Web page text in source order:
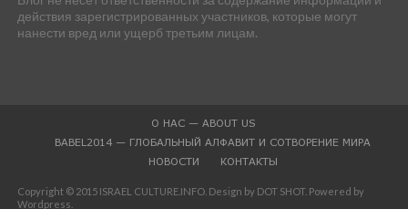
действия зарегистрированных участников, которые могут
нанести вред или ущерб третьим лицам.
О НАС — ABOUT US
BABEL2014 — ГЛОБАЛЬНЫЙ АЛФАВИТ И СОТВОРЕНИЕ МИРА
НОВОСТИ
КОНТАКТЫ
Copyright © 2015 ISRAEL CULTURE.INFO. Design by DOT SHOT. Powered by
Wordpress.